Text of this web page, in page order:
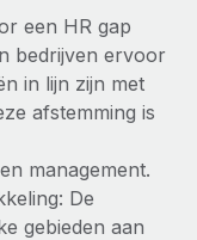
zakelijke tools
experts
een HR gap
bedrijven ervoor
in lijn zijn met
afstemming is
management.
De
gebieden aan